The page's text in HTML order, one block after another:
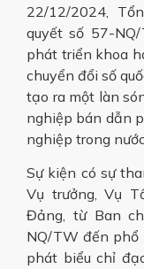
22/12/2024,
quyết số 57-
phát triển khoa
chuyển đổi số
tạo ra một làn
nghiệp bán dẫn
nghiệp trong
Sự kiện có sự
Vụ trưởng, Vụ
Đảng, từ Ban
NQ/TW đến phổ
phát biểu chỉ